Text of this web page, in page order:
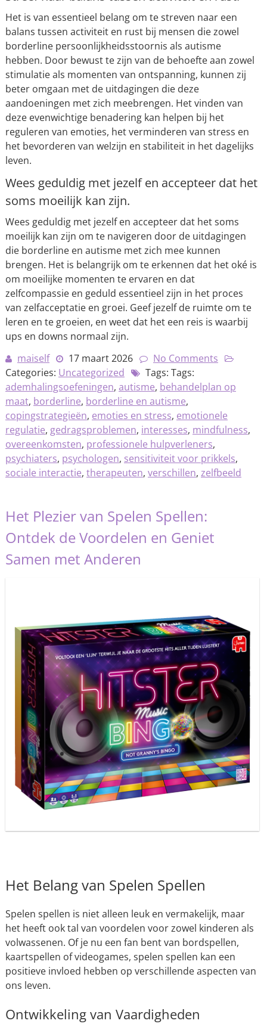
Het is van essentieel belang om te streven naar een
balans tussen activiteit en rust bij mensen die zowel
borderline persoonlijkheidsstoornis als autisme
hebben. Door bewust te zijn van de behoefte aan zowel
stimulatie als momenten van ontspanning, kunnen zij
beter omgaan met de uitdagingen die deze
aandoeningen met zich meebrengen. Het vinden van
deze evenwichtige benadering kan helpen bij het
reguleren van emoties, het verminderen van stress en
het bevorderen van welzijn en stabiliteit in het dagelijks
leven.
Wees geduldig met jezelf en accepteer dat het
soms moeilijk kan zijn.
Wees geduldig met jezelf en accepteer dat het soms
moeilijk kan zijn om te navigeren door de uitdagingen
die borderline en autisme met zich mee kunnen
brengen. Het is belangrijk om te erkennen dat het oké is
om moeilijke momenten te ervaren en dat
zelfcompassie en geduld essentieel zijn in het proces
van zelfacceptatie en groei. Geef jezelf de ruimte om te
leren en te groeien, en weet dat het een reis is waarbij
ups en downs normaal zijn.
maiself
17 maart 2026
No Comments
Categories: Uncategorized
Tags: Tags:
ademhalingsoefeningen, autisme, behandelplan op
maat, borderline, borderline en autisme,
copingstrategieën, emoties en stress, emotionele
regulatie, gedragsproblemen, interesses, mindfulness,
overeenkomsten, professionele hulpverleners,
psychiaters, psychologen, sensitiviteit voor prikkels,
sociale interactie, therapeuten, verschillen, zelfbeeld
Het Plezier van Spelen Spellen:
Ontdek de Voordelen en Geniet
Samen met Anderen
Het Belang van Spelen Spellen
Spelen spellen is niet alleen leuk en vermakelijk, maar
het heeft ook tal van voordelen voor zowel kinderen als
volwassenen. Of je nu een fan bent van bordspellen,
kaartspellen of videogames, spelen spellen kan een
positieve invloed hebben op verschillende aspecten van
ons leven.
Ontwikkeling van Vaardigheden